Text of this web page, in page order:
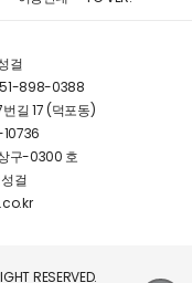
걸
898-0388
길 17 (덕포동)
구-0300 호
걸
RESERVED.